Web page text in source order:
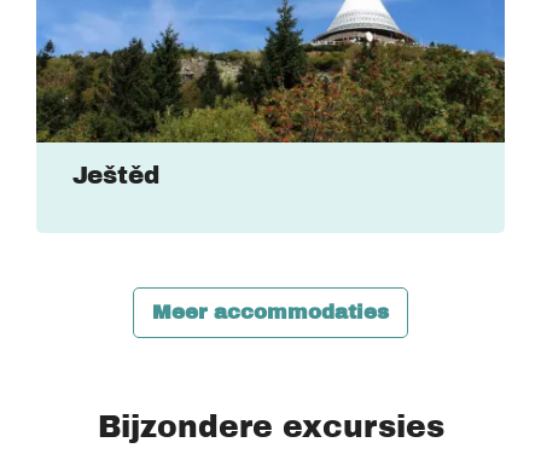
Ještěd
Meer accommodaties
Bijzondere excursies